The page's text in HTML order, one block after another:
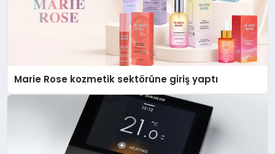
Marie Rose kozmetik sektörüne giriş yaptı